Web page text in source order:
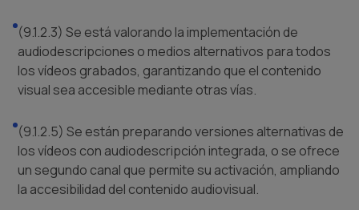
(9.1.2.3) Se está valorando la implementación de
audiodescripciones o medios alternativos para todos
los vídeos grabados, garantizando que el contenido
visual sea accesible mediante otras vías.
(9.1.2.5) Se están preparando versiones alternativas de
los vídeos con audiodescripción integrada, o se ofrece
un segundo canal que permite su activación, ampliando
la accesibilidad del contenido audiovisual.